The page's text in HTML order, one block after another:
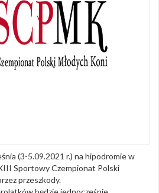
(3-5.09.2021 r.) na hipodromie w
Sportowy Czempionat Polski
przeszkody.